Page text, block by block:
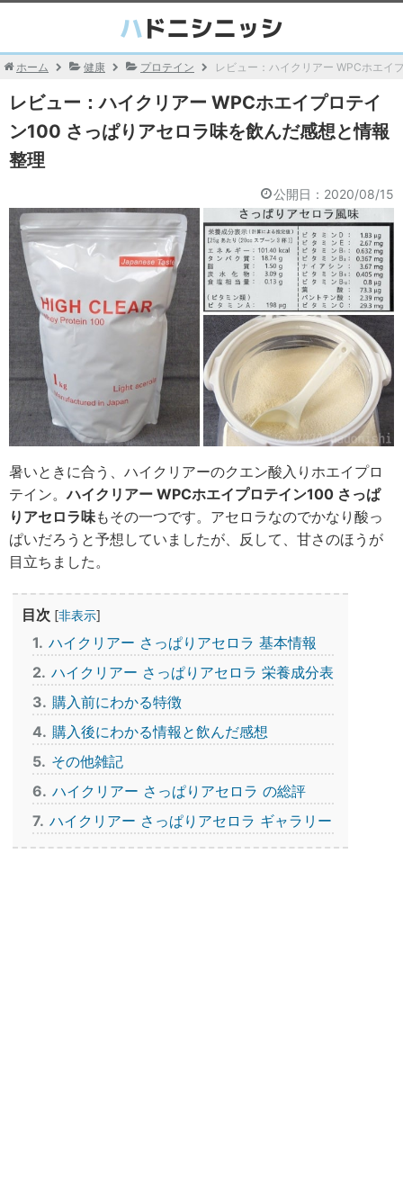
ホーム 健康 プロテイン レビュー：ハイクリアー WPCホエイ
レビュー：ハイクリアー WPCホエイプロテイ
ン100 さっぱりアセロラ味を飲んだ感想と情報
整理
公開日： 2020/08/15
暑いときに合う、ハイクリアーのクエン酸入りホエイプロ
テイン。ハイクリアー WPCホエイプロテイン100 さっぱ
りアセロラ味もその一つです。アセロラなのでかなり酸っ
ぱいだろうと予想していましたが、反して、甘さのほうが
目立ちました。
目次 [非表示]
1 ハイクリアー さっぱりアセロラ 基本情報
2 ハイクリアー さっぱりアセロラ 栄養成分表
3 購入前にわかる特徴
4 購入後にわかる情報と飲んだ感想
5 その他雑記
6 ハイクリアー さっぱりアセロラ の総評
7 ハイクリアー さっぱりアセロラ ギャラリー